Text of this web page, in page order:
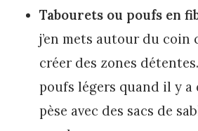
Tabourets ou poufs en
j’en mets autour du
créer des zones
poufs légers quand il y a
pèse avec des sacs de